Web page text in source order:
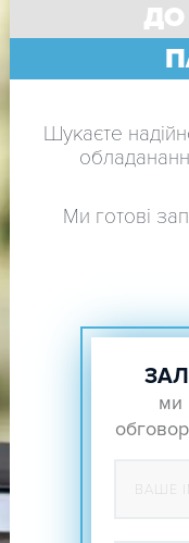
ДО
Шукаєте
Ми готові
ми